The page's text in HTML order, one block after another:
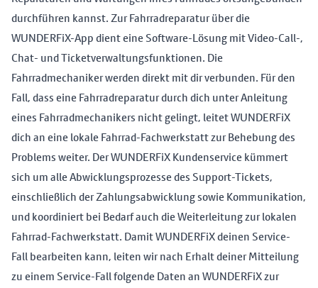
durchführen kannst. Zur Fahrradreparatur über die
WUNDERFiX-App dient eine Software-Lösung mit Video-Call-,
Chat- und Ticketverwaltungsfunktionen. Die
Fahrradmechaniker werden direkt mit dir verbunden. Für den
Fall, dass eine Fahrradreparatur durch dich unter Anleitung
eines Fahrradmechanikers nicht gelingt, leitet WUNDERFiX
dich an eine lokale Fahrrad-Fachwerkstatt zur Behebung des
Problems weiter. Der WUNDERFiX Kundenservice kümmert
sich um alle Abwicklungsprozesse des Support-Tickets,
einschließlich der Zahlungsabwicklung sowie Kommunikation,
und koordiniert bei Bedarf auch die Weiterleitung zur lokalen
Fahrrad-Fachwerkstatt. Damit WUNDERFiX deinen Service-
Fall bearbeiten kann, leiten wir nach Erhalt deiner Mitteilung
zu einem Service-Fall folgende Daten an WUNDERFiX zur